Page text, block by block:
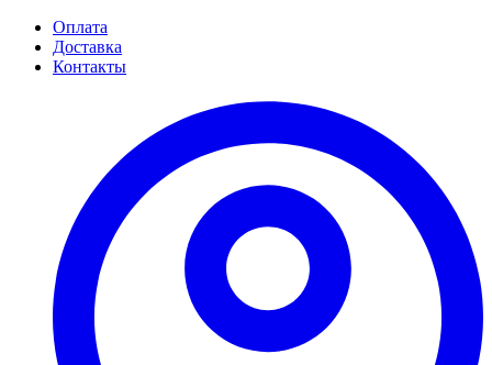
Оплата
Доставка
Контакты